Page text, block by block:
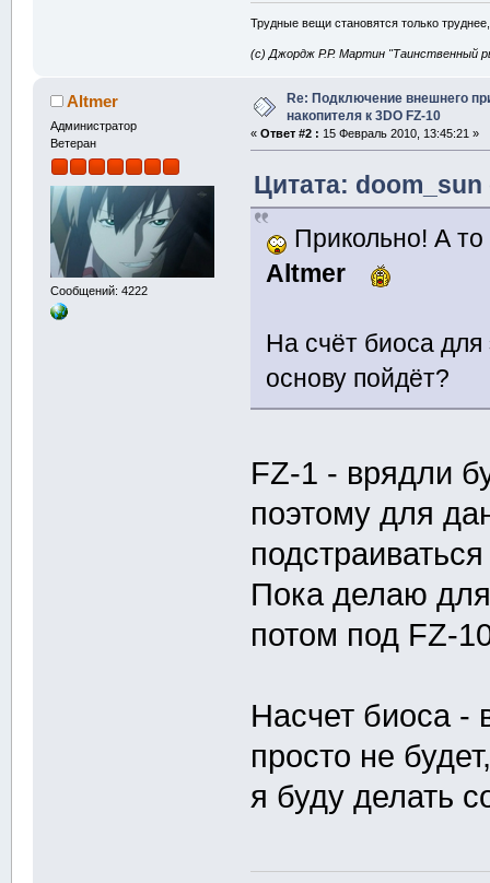
Трудные вещи становятся только
(с) Джордж Р.Р. Мартин "Таинственный
Altmer
Администратор
Ветеран
Сообщений: 4222
Re: Подключение внешнего
накопителя к 3DO FZ-10
«Ответ #2 : 15 Февраль 2010, 13:45:21 »
Цитата:
Прикольно! А
Altmer
На счёт биоса для
основу пойдёт?
FZ-1 - врядли
поэтому для
Пока делаю
потом под FZ-
Насчет биоса -
просто не
я буду делать